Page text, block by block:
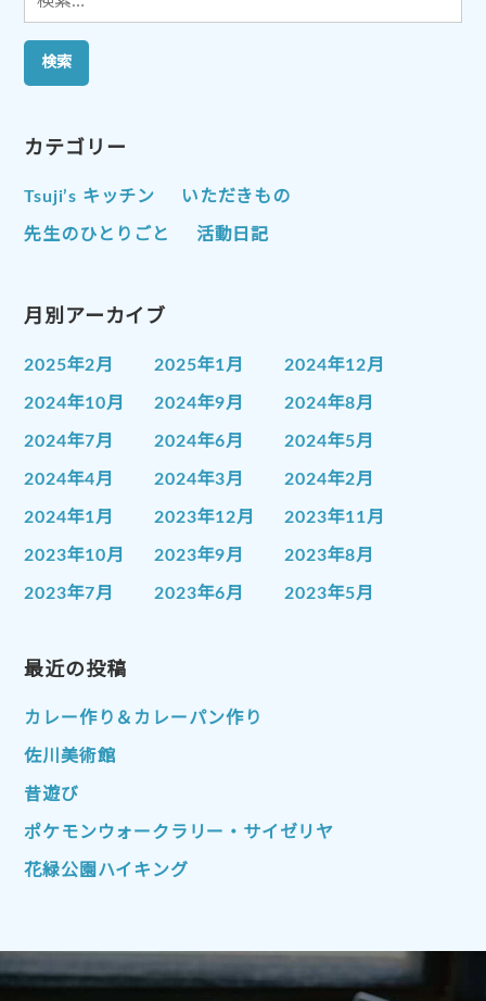
索:
カテゴリー
Tsuji’s キッチン いただきもの
先生のひとりごと 活動日記
月別アーカイブ
2025年2月 2025年1月 2024年12月
2024年10月 2024年9月 2024年8月
2024年7月 2024年6月 2024年5月
2024年4月 2024年3月 2024年2月
2024年1月 2023年12月 2023年11月
2023年10月 2023年9月 2023年8月
2023年7月 2023年6月 2023年5月
2023年1月
2022年10月 2022年9月
2022年7月
2022年4月
2022年1月 2021年12月 2021年11月
2021年10月 2021年9月
2021年1月 2020年12月 2020年11月
最近の投稿
カレー作り＆カレーパン作り
佐川美術館
昔遊び
ポケモンウォークラリー・サイゼリヤ
花緑公園ハイキング